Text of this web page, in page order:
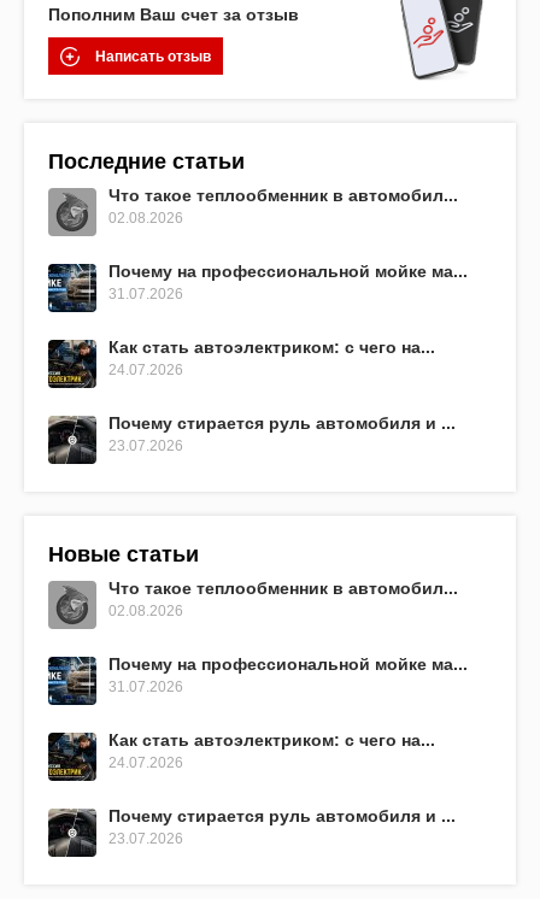
Пополним Ваш счет за отзыв
Написать отзыв
Последние статьи
Что такое теплообменник в автомобил...
02.08.2026
Почему на профессиональной мойке ма...
31.07.2026
Как стать автоэлектриком: с чего на...
24.07.2026
Почему стирается руль автомобиля и ...
23.07.2026
Новые статьи
Что такое теплообменник в автомобил...
02.08.2026
Почему на профессиональной мойке ма...
31.07.2026
Как стать автоэлектриком: с чего на...
24.07.2026
Почему стирается руль автомобиля и ...
23.07.2026